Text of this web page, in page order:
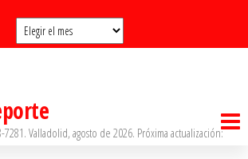
Archivos
Valladolid, agosto de 2026. Próxima actualización: